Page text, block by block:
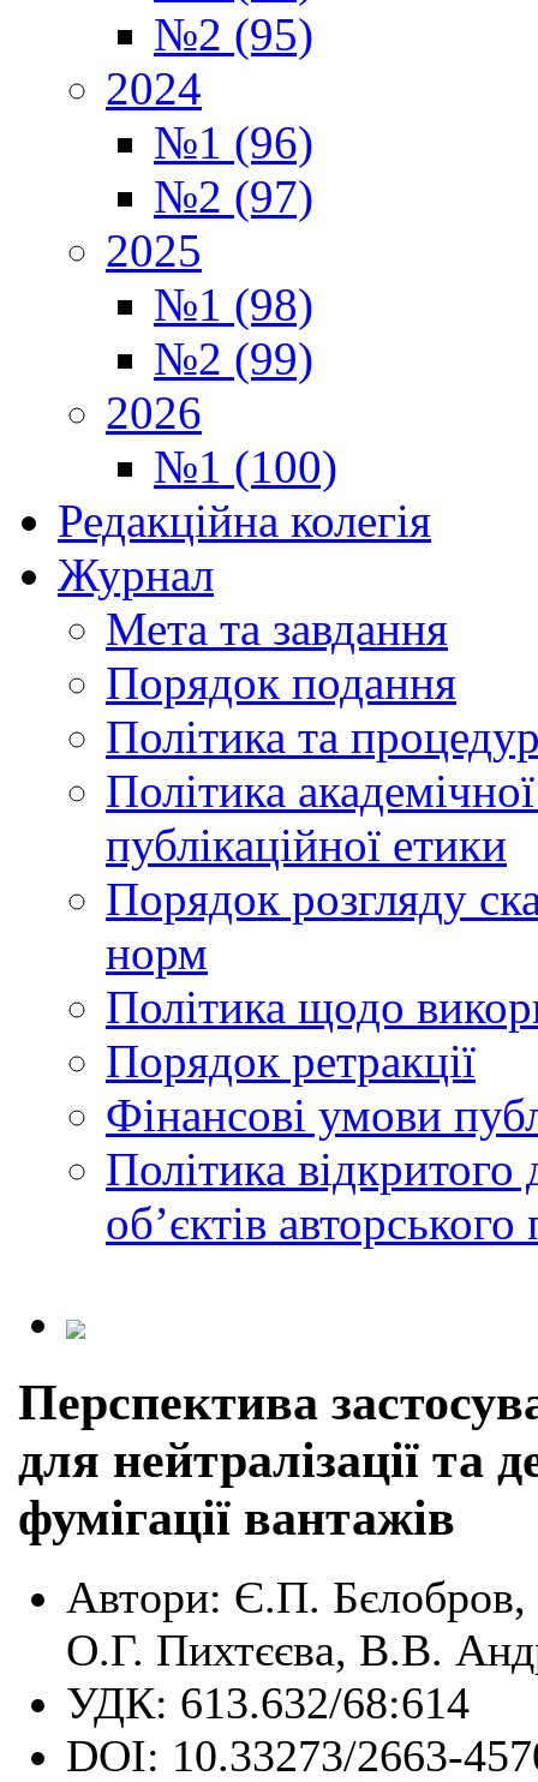
№2 (95)
2024
№1 (96)
№2 (97)
2025
№1 (98)
№2 (99)
2026
№1 (100)
Редакційна колегія
Журнал
Мета та завдання
Порядок подання
Політика та
Політика
публікаційної етики
Порядок розгляду
норм
Політика щодо
Порядок ретракції
Фінансові умови
Політика
обʼєктів авторського
Перспектива
для нейтралізації та
фумігації вантажів
Автори: Є.П.
О.Г. Пихтєєва, В.В.
УДК: 613.632/68:614
DOI: 10.33273/2663-